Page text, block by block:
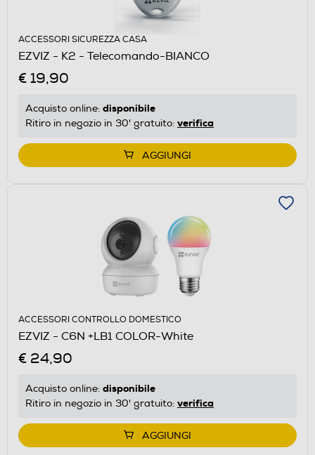
ACCESSORI SICUREZZA CASA
EZVIZ - K2 - Telecomando-BIANCO
€ 19,90
Acquisto online: disponibile
Ritiro in negozio in 30' gratuito: verifica
AGGIUNGI
ACCESSORI CONTROLLO DOMESTICO
EZVIZ - C6N +LB1 COLOR-White
€ 24,90
Acquisto online: disponibile
Ritiro in negozio in 30' gratuito: verifica
AGGIUNGI